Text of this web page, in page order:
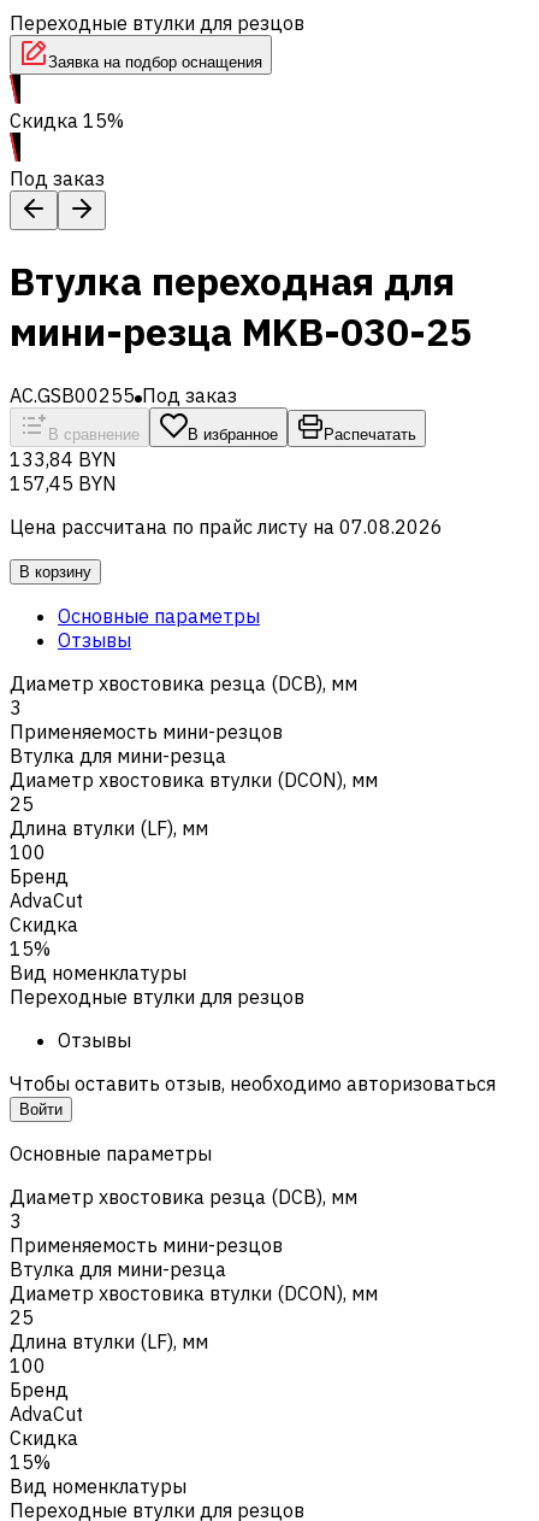
Переходные втулки для резцов
Заявка на подбор оснащения
Скидка 15%
Под заказ
Втулка переходная для
мини-резца MKB-030-25
AC.GSB00255 Под заказ
В сравнение В избранное Распечатать
133,84 BYN
157,45 BYN
Цена рассчитана по прайс листу на 07.08.2026
В корзину
Основные параметры
Отзывы
Диаметр хвостовика резца (DCB), мм
3
Применяемость мини-резцов
Втулка для мини-резца
Диаметр хвостовика втулки (DCON), мм
25
Длина втулки (LF), мм
100
Бренд
AdvaCut
Скидка
15%
Вид номенклатуры
Переходные втулки для резцов
Отзывы
Чтобы оставить отзыв, необходимо авторизоваться
Войти
Основные параметры
Диаметр хвостовика резца (DCB), мм
3
Применяемость мини-резцов
Втулка для мини-резца
Диаметр хвостовика втулки (DCON), мм
25
Длина втулки (LF), мм
100
Бренд
AdvaCut
Скидка
15%
Вид номенклатуры
Переходные втулки для резцов